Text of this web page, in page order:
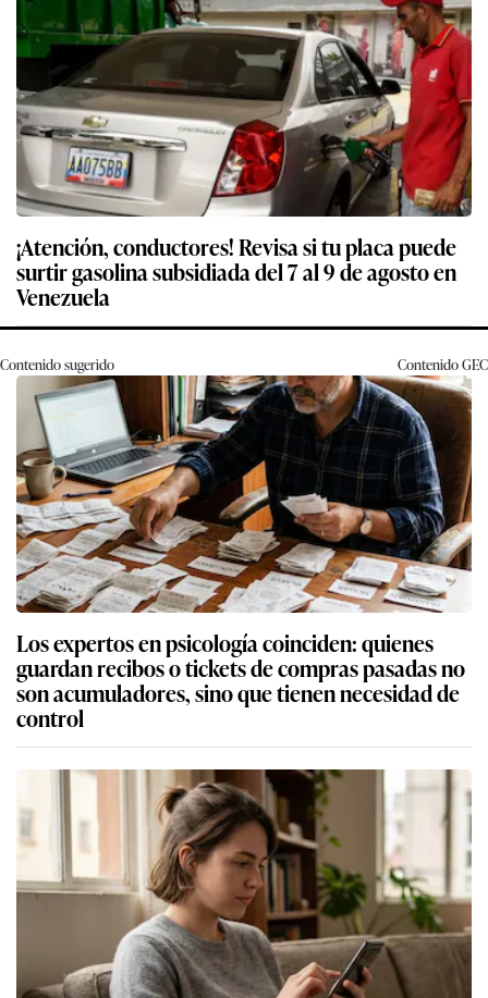
¡Atención, conductores! Revisa si tu placa puede
surtir gasolina subsidiada del 7 al 9 de agosto en
Venezuela
Contenido sugerido ContenidoGEC
Los expertos en psicología coinciden: quienes
guardan recibos o tickets de compras pasadas no
son acumuladores, sino que tienen necesidad de
control